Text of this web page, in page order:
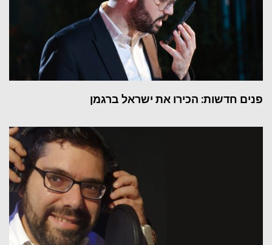
פנים חדשות: הכירו את ישראל ברגמן